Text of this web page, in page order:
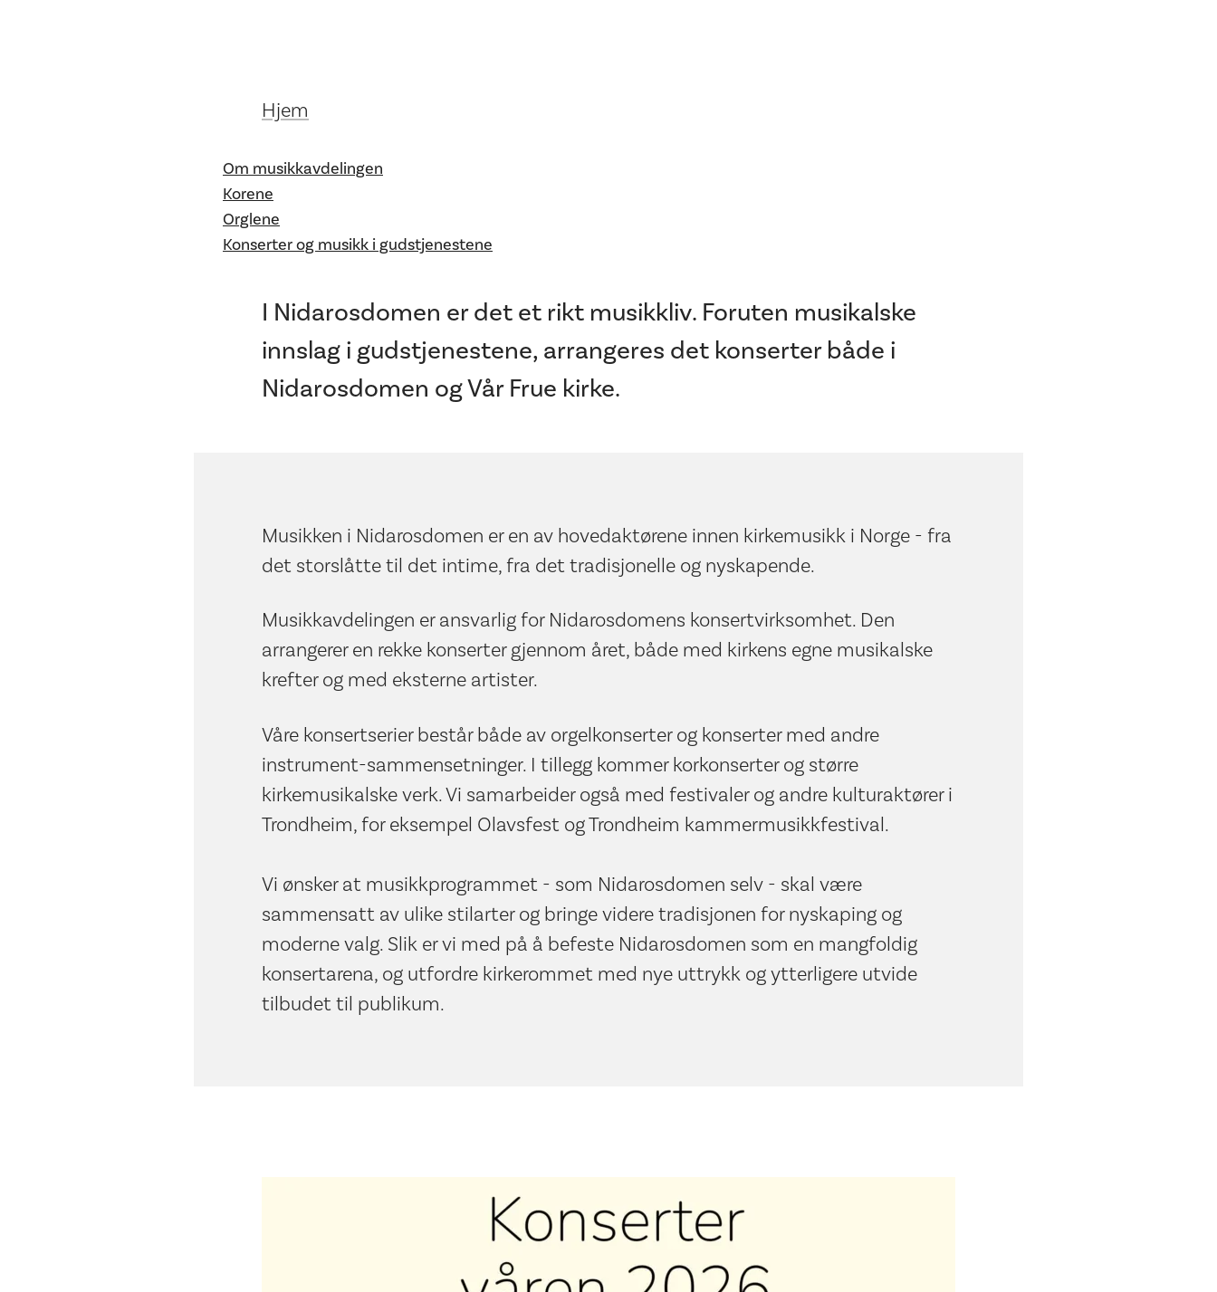
Hjem
Om musikkavdelingen
Korene
Orglene
Konserter og musikk i gudstjenestene
I Nidarosdomen er det et rikt musikkliv. Foruten musikalske
innslag i gudstjenestene, arrangeres det konserter både i
Nidarosdomen og Vår Frue kirke.
Musikken i Nidarosdomen er en av hovedaktørene innen kirkemusikk i Norge - fra
det storslåtte til det intime, fra det tradisjonelle og nyskapende.
Musikkavdelingen er ansvarlig for Nidarosdomens konsertvirksomhet. Den
arrangerer en rekke konserter gjennom året, både med kirkens egne musikalske
krefter og med eksterne artister.
Våre konsertserier består både av orgelkonserter og konserter med andre
instrument-sammensetninger. I tillegg kommer korkonserter og større
kirkemusikalske verk. Vi samarbeider også med festivaler og andre kulturaktører i
Trondheim, for eksempel Olavsfest og Trondheim kammermusikkfestival.
Vi ønsker at musikkprogrammet - som Nidarosdomen selv - skal være
sammensatt av ulike stilarter og bringe videre tradisjonen for nyskaping og
moderne valg. Slik er vi med på å befeste Nidarosdomen som en mangfoldig
konsertarena, og utfordre kirkerommet med nye uttrykk og ytterligere utvide
tilbudet til publikum.